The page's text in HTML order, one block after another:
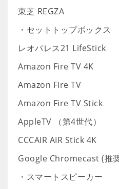
東芝 REGZA
・セットトップボックス
レオパレス21 LifeStick
Amazon Fire TV 4K
Amazon Fire TV
Amazon Fire TV Stick
AppleTV （第4世代）
CCCAIR AIR Stick 4K
Google Chromecast (推
・スマートスピーカー